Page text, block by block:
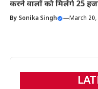
करने वालों को मिलेंगे 25
By Sonika Singh —March 20,